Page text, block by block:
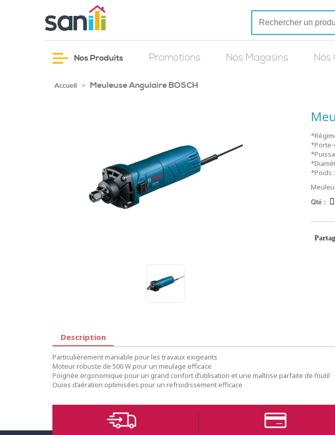
Nos Produits Promotions Nos Magasins Nos
Accueil > Meuleuse Angulaire BOSCH
*Porte-
*Poids
Qté :
Description
Particulièrement maniable pour les travaux exigeants
Moteur robuste de 500 W pour un meulage efficace
Poignée ergonomique pour un grand confort d’utilisation et une maîtrise parfaite de l’outil
Ouïes d’aération optimisées pour un refroidissement efficace